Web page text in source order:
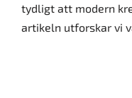
tydligt att modern
artikeln utforskar vi